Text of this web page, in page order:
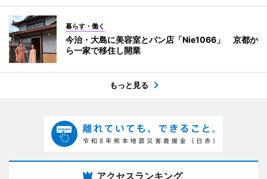
暮らす・働く
今治・大島に美容室とパン店「Nie1066」 京都か
ら一家で移住し開業
もっと見る
アクセスランキング